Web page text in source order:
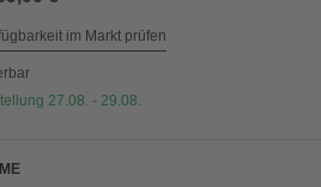
im Markt prüfen
27.08. - 29.08.